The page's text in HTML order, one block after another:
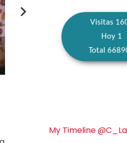
Visitas
Hoy 1
Total
My Timeline